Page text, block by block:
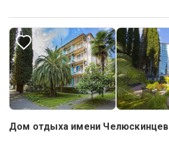
Дом отдыха имени Челюскинцев